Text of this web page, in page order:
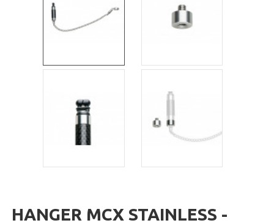
HANGER MCX STAINLESS -